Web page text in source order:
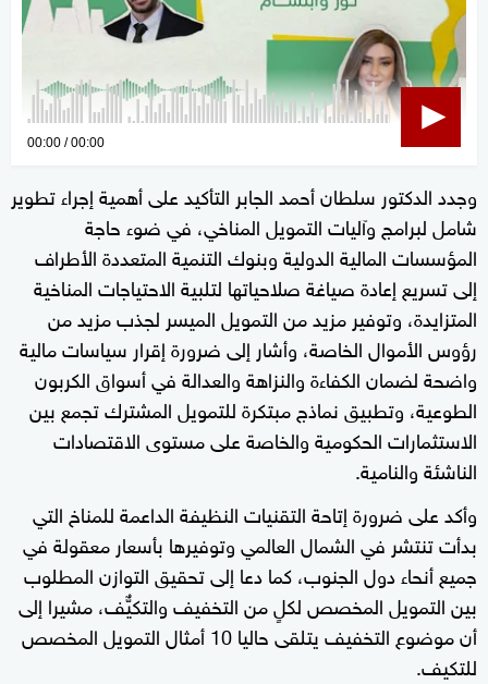
0
of
00:00 00:00
وجدد الدكتور سلطان أحمد الجابر التأكيد على أهمية إجراء تطوير
شامل لبرامج وآليات التمويل المناخي، في ضوء حاجة
المؤسسات المالية الدولية وبنوك التنمية المتعددة الأطراف
إلى تسريع إعادة صياغة صلاحياتها لتلبية الاحتياجات المناخية
المتزايدة، وتوفير مزيد من التمويل الميسر لجذب مزيد من
رؤوس الأموال الخاصة، وأشار إلى ضرورة إقرار سياسات مالية
واضحة لضمان الكفاءة والنزاهة والعدالة في أسواق الكربون
الطوعية، وتطبيق نماذج مبتكرة للتمويل المشترك تجمع بين
الاستثمارات الحكومية والخاصة على مستوى الاقتصادات
الناشئة والنامية.
وأكد على ضرورة إتاحة التقنيات النظيفة الداعمة للمناخ التي
بدأت تنتشر في الشمال العالمي وتوفيرها بأسعار معقولة في
جميع أنحاء دول الجنوب، كما دعا إلى تحقيق التوازن المطلوب
بين التمويل المخصص لكلٍ من التخفيف والتكيٌّف، مشيرا إلى
أن موضوع التخفيف يتلقى حاليا 10 أمثال التمويل المخصص
للتكيف.